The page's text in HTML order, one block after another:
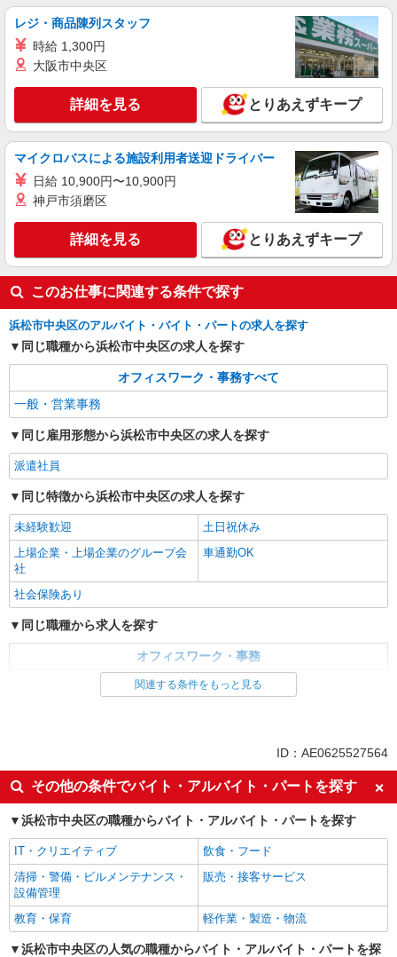
質￥0円）
キープ 詳細を見る
派遣社員
パーソルテンプスタッフ株式会社 静岡コーディネートセンター（浜
松）/26-0506944
スキルUPするチャンス☆経理を含む営業所を
サポートする事務ポジ
時給1400円 ○月収例：￥1,400×8時間＝
￥11,200×21日＝￥235,200+交通費
静岡県浜松市中央区／最寄駅：積志駅、浜松
駅 【旧浜松市中区】 ≪車通勤可≫ ○敷地内に
無料Pあります
キープ 詳細を見る
パーソルテンプスタッフ株式会社 静岡コーディネートセンター（浜
松）/26-0483847
［サポートしっかり］自分ペースでOK★入力
とチェック事務＠9月スタート
時給1400円
駅 【旧東区】 ≪車通勤可≫ 駐車場は無料で
使えます
キープ 詳細を見る
派遣社員
パーソルテンプスタッフ株式会社 静岡コーディネートセンター（浜
松）/26-0613951
＜￥1,400×一般事務＞PCは入力できればOK！
静岡県浜松市中央区／最寄駅：浜松駅、新浜松
駅 【旧中区】
詳細を見る
＜電話なし＊時短OK＞17時まで／社員アシス
タント ￥1,420
￥11,360×21日＝￥238,560+交通費
静岡県浜松市中央区／最寄駅：高塚駅、舞阪
駅 【旧西区】 ≪車通勤可≫ ●無料Pあります
レジ・商品陳列スタッフ
時給 1,300円
大阪市中央区
詳細を見る とりあえずキープ
マイクロバスによる施設利用者送迎ドライバー
日給 10,900円〜10,900円
神戸市須磨区
詳細を見る とりあえずキープ
このお仕事に関連する条件で探す
浜松市中央区のアルバイト・バイト・パートの求人を探す
同じ職種から浜松市中央区の求人を探す
オフィスワーク・事務すべて
一般・営業事務
同じ雇用形態から浜松市中央区の求人を探す
派遣社員
同じ特徴から浜松市中央区の求人を探す
未経験歓迎
土日祝休み
上場企業・上場企業のグループ会
社
車通勤OK
社会保険あり
同じ職種から求人を探す
オフィスワーク・事務
上場企業・上場企業のグループ会
社
車通勤OK
社会保険あり
関連する条件をもっと見る
ID：AE0625527564
その他の条件でバイト・アルバイト・パートを探す
浜松市中央区の職種からバイト・アルバイト・パートを探す
IT・クリエイティブ
飲食・フード
清掃・警備・ビルメンテナンス・
設備管理
販売・接客サービス
教育・保育 軽作業・製造・物流
浜松市中央区の人気の職種からバイト・アルバイト・パートを探